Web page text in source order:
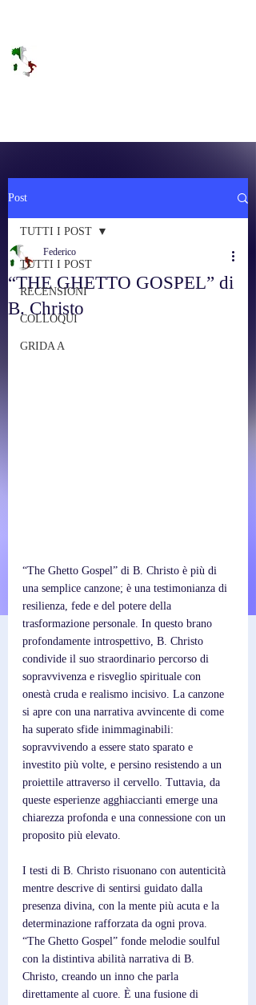
Post
TUTTI I POST
RECENSIONI
COLLOQUI
GRIDA A
TUTTI I POST
“THE GHETTO GOSPEL” di
B. Christo
Federico
“The Ghetto Gospel” di B. Christo è più di
una semplice canzone; è una testimonianza di
resilienza, fede e del potere della
trasformazione personale. In questo brano
profondamente introspettivo, B. Christo
condivide il suo straordinario percorso di
sopravvivenza e risveglio spirituale con
onestà cruda e realismo incisivo. La canzone
si apre con una narrativa avvincente di come
ha superato sfide inimmaginabili:
sopravvivendo a essere stato sparato e
investito più volte, e persino resistendo a un
proiettile attraverso il cervello. Tuttavia, da
queste esperienze agghiaccianti emerge una
chiarezza profonda e una connessione con un
proposito più elevato.
I testi di B. Christo risuonano con autenticità
mentre descrive di sentirsi guidato dalla
presenza divina, con la mente più acuta e la
determinazione rafforzata da ogni prova.
“The Ghetto Gospel” fonde melodie soulful
con la distintiva abilità narrativa di B.
Christo, creando un inno che parla
direttamente al cuore. È una fusione di